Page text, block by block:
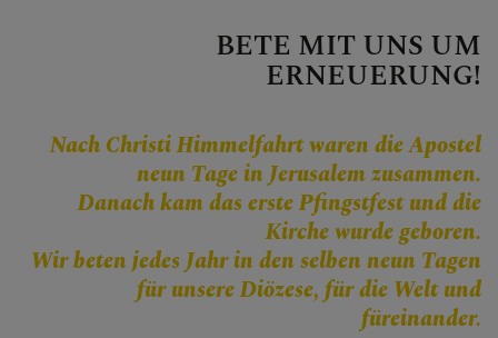
FRAGEN
GLAUBEN
Kirche im Dialog
Glaubensinhalte
BETE MIT UNS UM
ERNEUERUNG!
Nach Christi Himmelfahrt waren die Apostel
neun Tage in Jerusalem zusammen.
Danach kam das erste Pfingstfest und die
Kirche wurde geboren.
Wir beten jedes Jahr in den selben neun Tagen
für unsere Diözese, für die Welt und
füreinander.